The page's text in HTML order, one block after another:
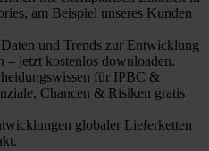
am Beispiel unseres Kunden
und Trends zur Entwicklung
– jetzt kostenlos downloaden.
für IPBC &
Chancen & Risiken gratis
globaler Lieferketten